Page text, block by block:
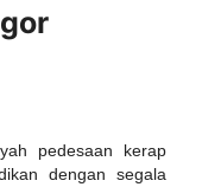
pedesaan kerap
dengan segala